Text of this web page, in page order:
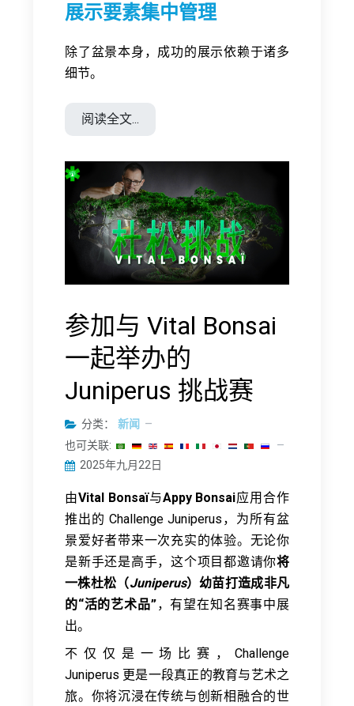
展示要素集中管理
除了盆景本身，成功的展示依赖于诸多
细节。
阅读全文...
参加与 Vital Bonsai
一起举办的
Juniperus 挑战赛
分类：
新闻
也可关联:
2025年九月22日
由Vital Bonsaï与Appy Bonsai应用合作
推出的 Challenge Juniperus，为所有盆
景爱好者带来一次充实的体验。无论你
是新手还是高手，这个项目都邀请你将
一株杜松（Juniperus）幼苗打造成非凡
的“活的艺术品”，有望在知名赛事中展
出。
不仅仅是一场比赛，Challenge
Juniperus 更是一段真正的教育与艺术之
旅。你将沉浸在传统与创新相融合的世